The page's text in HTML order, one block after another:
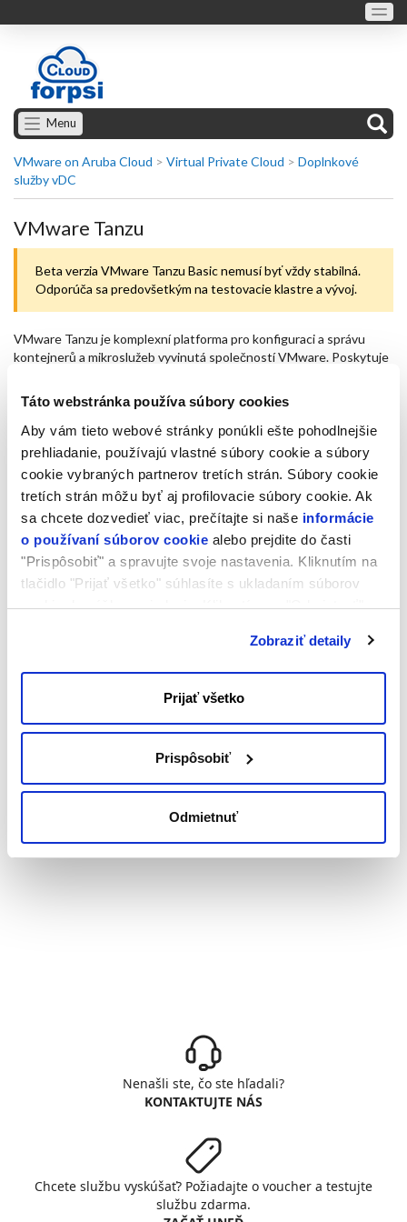
Táto webstránka používa súbory cookies
Aby vám tieto webové stránky ponúkli ešte pohodlnejšie
prehliadanie, používajú vlastné súbory cookie a súbory
cookie vybraných partnerov tretích strán. Súbory cookie
tretích strán môžu byť aj profilovacie súbory cookie. Ak
sa chcete dozvedieť viac, prečítajte si naše informácie
o používaní súborov cookie alebo prejdite do časti
"Prispôsobiť" a spravujte svoje nastavenia. Kliknutím na
tlačidlo "Prijať všetko" súhlasíte s ukladaním súborov
cookie do vášho zariadenia. Kliknutím na "Odmietnuť"
Zobraziť detaily
Prijať všetko
Prispôsobiť
Odmietnuť
Menu
VMware on Aruba Cloud > Virtual Private Cloud > Doplnkové
služby vDC
VMware Tanzu
Beta verzia VMware Tanzu Basic nemusí byť vždy stabilná.
Odporúča sa predovšetkým na testovacie klastre a vývoj.
VMware Tanzu je komplexní platforma pro konfiguraci a správu
kontejnerů a mikroslužeb vyvinutá společností VMware. Poskytuje
vytvářet, automatizovat a spravovat produkční prostředí pro
veřejné, privátní a hybridní cloudové aplikace.
VMware Tanzu podporuje hlavní operační systémy a kontejnerové
technologie včetně Kubernetes a poskytuje spolehlivé a snadno
škálovatlené nástroje pro vytváření, automatizaci a správu
produkčních prostředí.
Oficiální dokumentace pro VMware Tanzu je k dipozici zde.
Pre viac technických a obchodných informáciíkontaktujte
náš tím odborníkov.
Nenašli ste, čo ste hľadali?
KONTAKTUJTE NÁS
Chcete službu vyskúšať? Požiadajte o voucher a testujte
službu zdarma.